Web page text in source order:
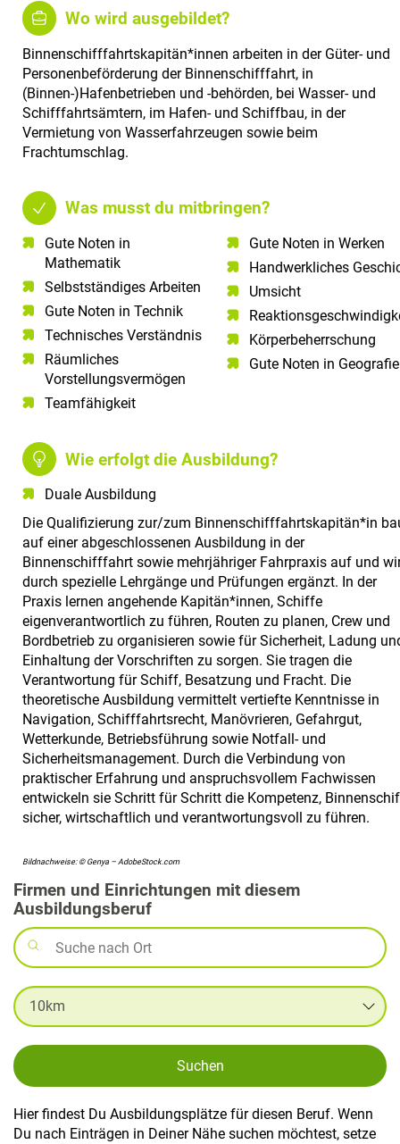
Wo wird ausgebildet?
Binnenschifffahrtskapitän*innen arbeiten in der Güter- und
Personenbeförderung der Binnenschifffahrt, in
(Binnen-)Hafenbetrieben und -behörden, bei Wasser- und
Schifffahrtsämtern, im Hafen- und Schiffbau, in der
Vermietung von Wasserfahrzeugen sowie beim
Frachtumschlag.
Was musst du mitbringen?
Gute Noten in
Mathematik​
Selbstständiges Arbeiten​
Gute Noten in Technik​
Technisches Verständnis​
Räumliches
Vorstellungsvermögen​
Teamfähigkeit​
Gute Noten in Werken
Handwerkliches
Umsicht
Körperbeherrschung
Gute Noten in Geografie
Wie erfolgt die Ausbildung?
Duale Ausbildung
Die Qualifizierung zur/zum Binnenschifffahrtskapitän*in
auf einer abgeschlossenen Ausbildung in der
Binnenschifffahrt sowie mehrjähriger Fahrpraxis auf und
durch spezielle Lehrgänge und Prüfungen ergänzt. In der
Praxis lernen angehende Kapitän*innen, Schiffe
eigenverantwortlich zu führen, Routen zu planen, Crew und
Bordbetrieb zu organisieren sowie für Sicherheit, Ladung
Einhaltung der Vorschriften zu sorgen. Sie tragen die
Verantwortung für Schiff, Besatzung und Fracht. Die
theoretische Ausbildung vermittelt vertiefte Kenntnisse in
Navigation, Schifffahrtsrecht, Manövrieren, Gefahrgut,
Wetterkunde, Betriebsführung sowie Notfall- und
Sicherheitsmanagement. Durch die Verbindung von
praktischer Erfahrung und anspruchsvollem Fachwissen
entwickeln sie Schritt für Schritt die Kompetenz,
sicher, wirtschaftlich und verantwortungsvoll zu führen.
Bildnachweise: © Genya – AdobeStock.com
Firmen und Einrichtungen mit diesem
Ausbildungsberuf
Suchen
Hier findest Du Ausbildungsplätze für diesen Beruf. Wenn
Du nach Einträgen in Deiner Nähe suchen möchtest, setze